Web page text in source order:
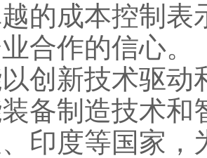
的成本控制表
合作的信心。
创新技术驱
备制造技术和
印度等国家，